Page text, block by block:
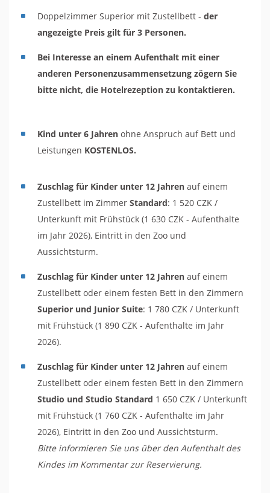
Doppelzimmer Superior mit Zustellbett - der
angezeigte Preis gilt für 3 Personen.
Bei Interesse an einem Aufenthalt mit einer
anderen Personenzusammensetzung zögern Sie
bitte nicht, die Hotelrezeption zu kontaktieren.
Kind unter 6 Jahren ohne Anspruch auf Bett und
Leistungen KOSTENLOS.
Zuschlag für Kinder unter 12 Jahren auf einem
Zustellbett im Zimmer Standard: 1 520 CZK /
Unterkunft mit Frühstück (1 630 CZK - Aufenthalte
im Jahr 2026), Eintritt in den Zoo und
Aussichtsturm.
Zuschlag für Kinder unter 12 Jahren auf einem
Zustellbett oder einem festen Bett in den Zimmern
Superior und Junior Suite: 1 780 CZK / Unterkunft
mit Frühstück (1 890 CZK - Aufenthalte im Jahr
2026).
Zuschlag für Kinder unter 12 Jahren auf einem
Zustellbett oder einem festen Bett in den Zimmern
Studio und Studio Standard 1 650 CZK / Unterkunft
mit Frühstück (1 760 CZK - Aufenthalte im Jahr
2026), Eintritt in den Zoo und Aussichtsturm.
Bitte informieren Sie uns über den Aufenthalt des
Kindes im Kommentar zur Reservierung.